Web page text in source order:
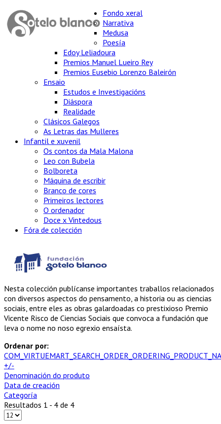
Fondo xeral
Narrativa
Medusa
Poesía
Edoy Leliadoura
Premios Manuel Lueiro Rey
Premios Eusebio Lorenzo Baleirón
Ensaio
Estudos e Investigacións
Diáspora
Realidade
Clásicos Galegos
As Letras das Mulleres
Infantil e xuvenil
Os contos da Mala Malona
Leo con Bubela
Bolboreta
Máquina de escribir
Branco de cores
Primeiros lectores
O ordenador
Doce x Vintedous
Fóra de colección
Nesta colección publícanse importantes traballos relacionados
con diversos aspectos do pensamento, a historia ou as ciencias
sociais, entre eles as obras galardoadas co prestixioso Premio
Vicente Risco de Ciencias Sociais que convoca a fundación que
leva o nome no noso egrexio ensaísta.
Ordenar por:
+/-
Denominación do produto
Data de creación
Categoría
Resultados 1 - 4 de 4